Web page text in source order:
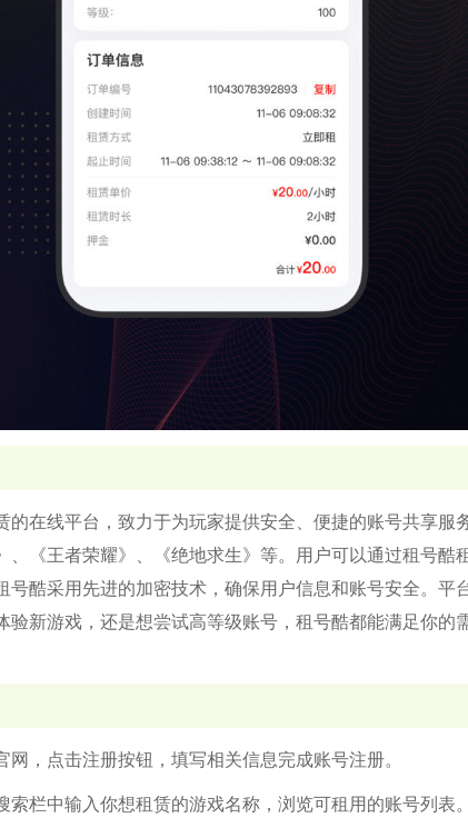
的在线平台，致力于为玩家提供安全、便捷的账号共享服
、《王者荣耀》、《绝地求生》等。用户可以通过租号酷
酷采用先进的加密技术，确保用户信息和账号安全。平
验新游戏，还是想尝试高等级账号，租号酷都能满足你的
，点击注册按钮，填写相关信息完成账号注册。
索栏中输入你想租赁的游戏名称，浏览可租用的账号列表。